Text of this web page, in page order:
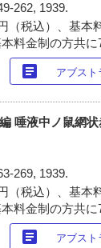
262, 1939.
（税込）、基本
料金制の方共に
article アブスト
唾液中ノ鼠網
269, 1939.
（税込）、基本
料金制の方共に
article アブスト